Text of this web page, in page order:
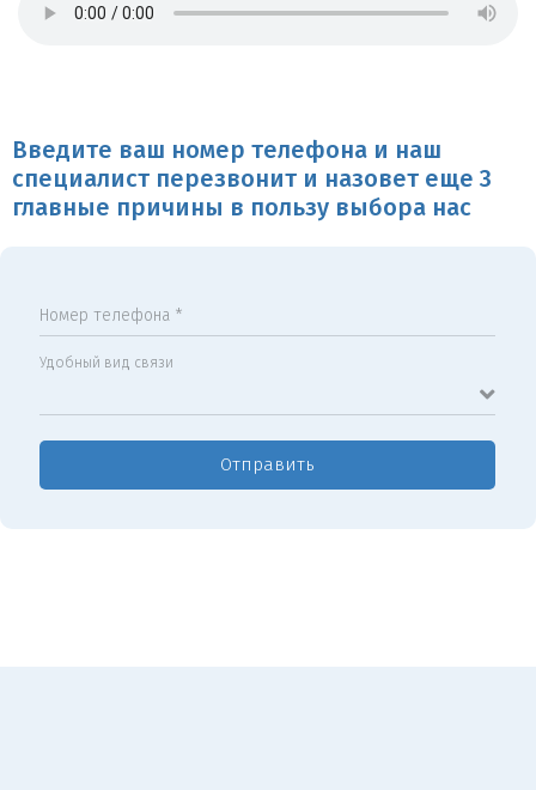
Введите ваш номер телефона и наш
специалист перезвонит и назовет еще 3
главные причины в пользу выбора нас
Номер телефона *
Удобный вид связи
Отправить